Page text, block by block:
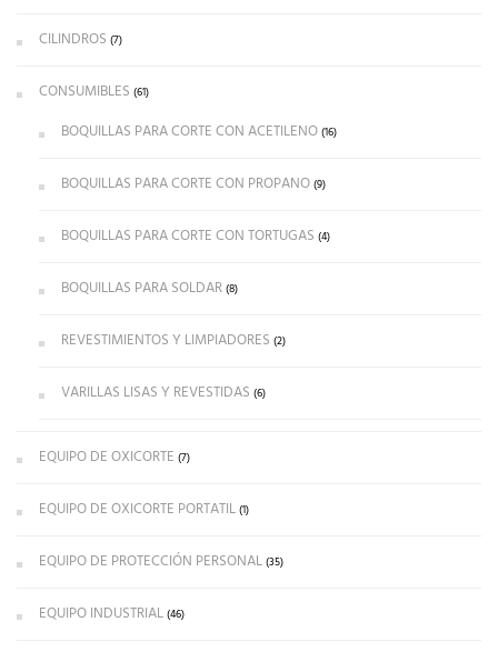
CILINDROS (7)
CONSUMIBLES (61)
BOQUILLAS PARA CORTE CON ACETILENO(16)
BOQUILLAS PARA CORTE CON PROPANO(9)
BOQUILLAS PARA CORTE CON TORTUGAS (4)
BOQUILLAS PARA SOLDAR(8)
REVESTIMIENTOS Y LIMPIADORES (2)
VARILLAS LISAS Y REVESTIDAS (6)
EQUIPO DE OXICORTE (7)
EQUIPO DE OXICORTE PORTATIL(1)
EQUIPO DE PROTECCIÓN PERSONAL(35)
EQUIPO INDUSTRIAL(46)